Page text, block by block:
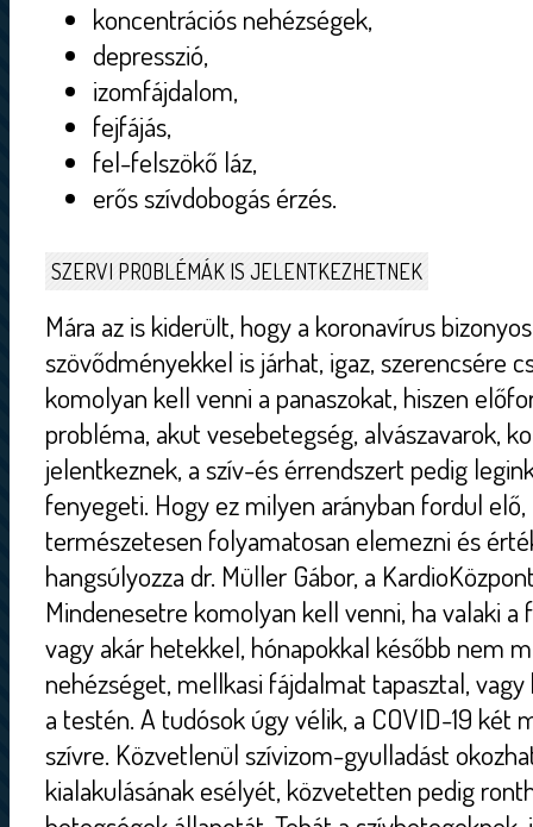
koncentrációs nehézségek,
depresszió,
izomfájdalom,
fejfájás,
fel-felszökő láz,
erős szívdobogás érzés.
SZERVI PROBLÉMÁK IS JELENTKEZHETNEK
Mára az is kiderült, hogy a koronavírus
szövődményekkel is járhat, igaz, szerencsére
komolyan kell venni a panaszokat, hiszen
probléma, akut vesebetegség, alvászavarok,
jelentkeznek, a szív-és érrendszert pedig
fenyegeti. Hogy ez milyen arányban fordul
természetesen folyamatosan elemezni és
hangsúlyozza dr. Müller Gábor, a
Mindenesetre komolyan kell venni, ha valaki a
vagy akár hetekkel, hónapokkal később nem
nehézséget, mellkasi fájdalmat tapasztal,
a testén. A tudósok úgy vélik, a COVID-19 két
szívre. Közvetlenül szívizom-gyulladást
kialakulásának esélyét, közvetetten pedig